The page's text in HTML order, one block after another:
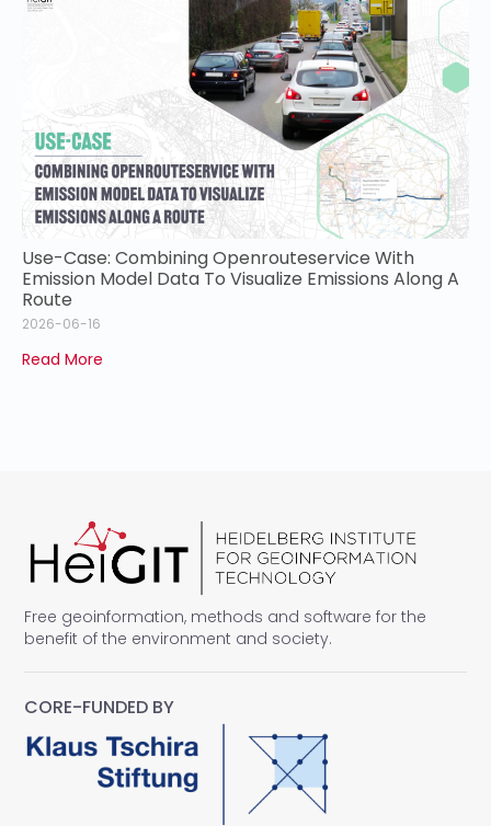
Use-Case: Combining Openrouteservice With
Emission Model Data To Visualize Emissions Along A
Route
2026-06-16
Read More
Free geoinformation, methods and software for the
benefit of the environment and society.
CORE-FUNDED BY